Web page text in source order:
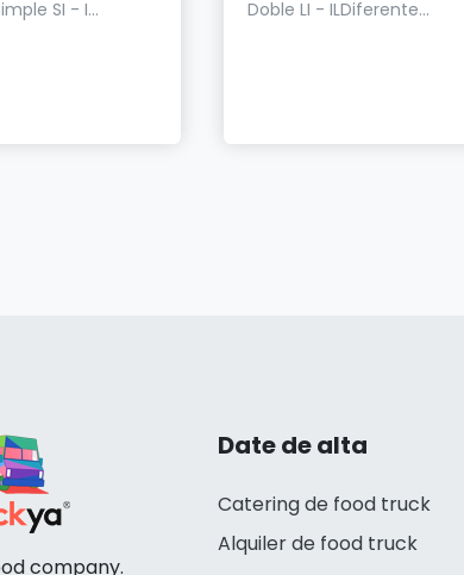
SI - I...
Doble LI - ILDiferente...
Date de alta
Catering de food truck
Alquiler de food truck
company.